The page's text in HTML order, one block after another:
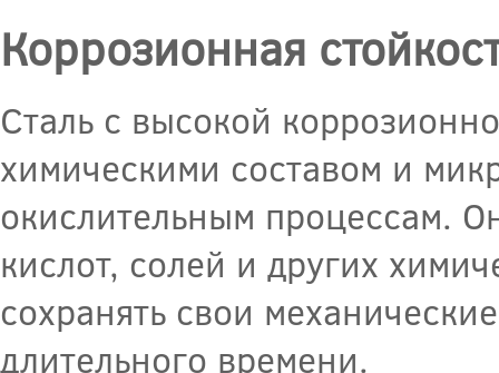
Коррозионная
Сталь с высокой
химическими составом и
окислительным процессам.
кислот, солей и других
сохранять свои
длительного времени.